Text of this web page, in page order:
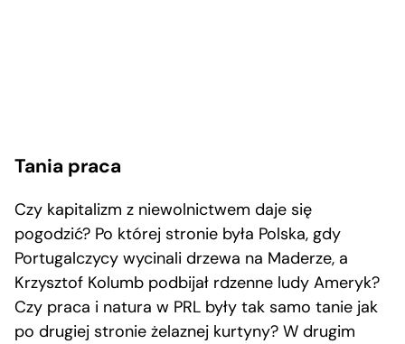
Tania praca
Czy kapitalizm z niewolnictwem daje się
pogodzić? Po której stronie była Polska, gdy
Portugalczycy wycinali drzewa na Maderze, a
Krzysztof Kolumb podbijał rdzenne ludy Ameryk?
Czy praca i natura w PRL były tak samo tanie jak
po drugiej stronie żelaznej kurtyny? W drugim